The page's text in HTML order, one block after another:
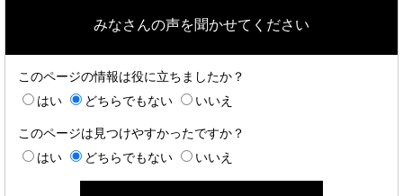
みなさんの声を聞かせてください
このページの情報は役に立ちましたか？
はい
どちらでもない いいえ
このページは見つけやすかったですか？
はい
どちらでもない いいえ